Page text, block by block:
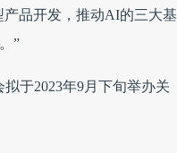
品开发，推动AI的三大基
”
于2023年9月下旬举办关